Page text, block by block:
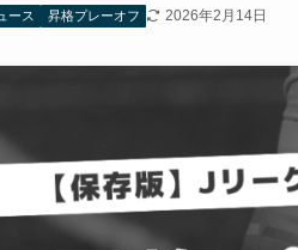
ース 昇格プレーオフ 2026年2月14日